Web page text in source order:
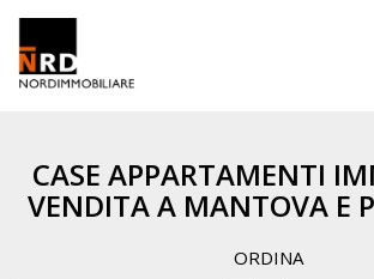
CASE APPARTAMENTI
VENDITA A MANTOVA E
ORDINA